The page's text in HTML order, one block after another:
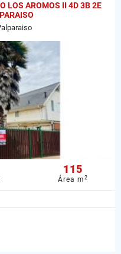
LOS AROMOS II 4D 3B 2E
115
Área m2